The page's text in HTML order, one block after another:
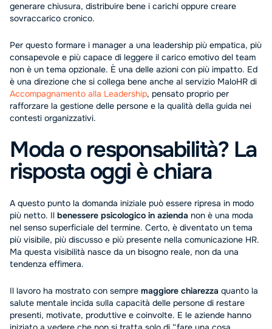
generare chiusura, distribuire bene i carichi oppure creare
sovraccarico cronico.
Per questo formare i manager a una leadership più empatica, più
consapevole e più capace di leggere il carico emotivo del team
non è un tema opzionale. È una delle azioni con più impatto. Ed
è una direzione che si collega bene anche al servizio MaloHR di
Accompagnamento alla Leadership, pensato proprio per
rafforzare la gestione delle persone e la qualità della guida nei
contesti organizzativi.
Moda o responsabilità? La
risposta oggi è chiara
A questo punto la domanda iniziale può essere ripresa in modo
più netto. Il benessere psicologico in azienda non è una moda
nel senso superficiale del termine. Certo, è diventato un tema
più visibile, più discusso e più presente nella comunicazione HR.
Ma questa visibilità nasce da un bisogno reale, non da una
tendenza effimera.
Il lavoro ha mostrato con sempre maggiore chiarezza quanto la
salute mentale incida sulla capacità delle persone di restare
presenti, motivate, produttive e coinvolte. E le aziende hanno